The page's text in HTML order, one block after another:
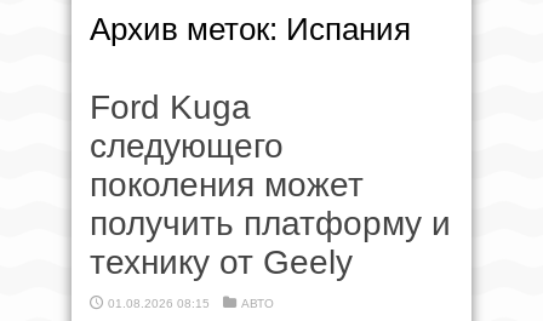
Архив меток: Испания
Ford Kuga
следующего
поколения может
получить платформу и
технику от Geely
01.08.2026 08:15 АВТО